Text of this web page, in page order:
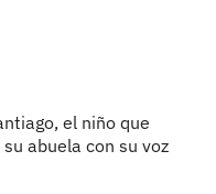
el niño que
abuela con su voz